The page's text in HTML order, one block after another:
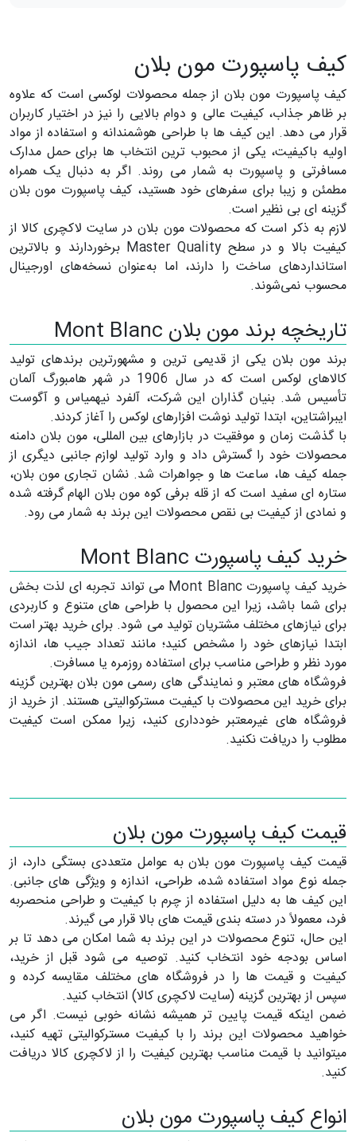
کیف پاسپورت مون بلان
کیف پاسپورت مون بلان از جمله محصولات لوکسی است که علاوه
بر ظاهر جذاب، کیفیت عالی و دوام بالایی را نیز در اختیار کاربران
قرار می دهد. این کیف ها با طراحی هوشمندانه و استفاده از مواد
اولیه باکیفیت، یکی از محبوب ترین انتخاب ها برای حمل مدارک
مسافرتی و پاسپورت به شمار می روند. اگر به دنبال یک همراه
مطمئن و زیبا برای سفرهای خود هستید، کیف پاسپورت مون بلان
گزینه ای بی نظیر است.
لازم به ذکر است که محصولات مون بلان در سایت لاکچری کالا از
کیفیت بالا و در سطح Master Quality برخوردارند و بالاترین
استانداردهای ساخت را دارند، اما به‌عنوان نسخه‌های اورجینال
محسوب نمی‌شوند.
تاریخچه برند مون بلان Mont Blanc
برند مون بلان یکی از قدیمی ترین و مشهورترین برندهای تولید
کالاهای لوکس است که در سال 1906 در شهر هامبورگ آلمان
تأسیس شد. بنیان گذاران این شرکت، آلفرد نیهمیاس و آگوست
ایبراشتاین، ابتدا تولید نوشت افزارهای لوکس را آغاز کردند.
با گذشت زمان و موفقیت در بازارهای بین المللی، مون بلان دامنه
محصولات خود را گسترش داد و وارد تولید لوازم جانبی دیگری از
جمله کیف ها، ساعت ها و جواهرات شد. نشان تجاری مون بلان،
ستاره ای سفید است که از قله برفی کوه مون بلان الهام گرفته شده
و نمادی از کیفیت بی نقص محصولات این برند به شمار می رود.
خرید کیف پاسپورت Mont Blanc
خرید کیف پاسپورت Mont Blanc می تواند تجربه ای لذت بخش
برای شما باشد، زیرا این محصول با طراحی های متنوع و کاربردی
برای نیازهای مختلف مشتریان تولید می شود. برای خرید بهتر است
ابتدا نیازهای خود را مشخص کنید؛ مانند تعداد جیب ها، اندازه
مورد نظر و طراحی مناسب برای استفاده روزمره یا مسافرت.
فروشگاه های معتبر و نمایندگی های رسمی مون بلان بهترین گزینه
برای خرید این محصولات با کیفیت مسترکوالیتی هستند. از خرید از
فروشگاه های غیرمعتبر خودداری کنید، زیرا ممکن است کیفیت
مطلوب را دریافت نکنید.
قیمت کیف پاسپورت مون بلان
قیمت کیف پاسپورت مون بلان به عوامل متعددی بستگی دارد، از
جمله نوع مواد استفاده شده، طراحی، اندازه و ویژگی های جانبی.
این کیف ها به دلیل استفاده از چرم با کیفیت و طراحی منحصربه
فرد، معمولاً در دسته بندی قیمت های بالا قرار می گیرند.
این حال، تنوع محصولات در این برند به شما امکان می دهد تا بر
اساس بودجه خود انتخاب کنید. توصیه می شود قبل از خرید،
کیفیت و قیمت ها را در فروشگاه های مختلف مقایسه کرده و
سپس از بهترین گزینه (سایت لاکچری کالا) انتخاب کنید.
ضمن اینکه قیمت پایین تر همیشه نشانه خوبی نیست. اگر می
خواهید محصولات این برند را با کیفیت مسترکوالیتی تهیه کنید،
میتوانید با قیمت مناسب بهترین کیفیت را از لاکچری کالا دریافت
کنید.
انواع کیف پاسپورت مون بلان